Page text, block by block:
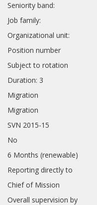
Seniority band:
Job family:
Organizational unit:
Position number
Subject to rotation
Duration: 3
Migration
Migration
SVN 2015-15
No
6 Months (renewable)
Reporting directly to
Chief of Mission
Overall supervision by